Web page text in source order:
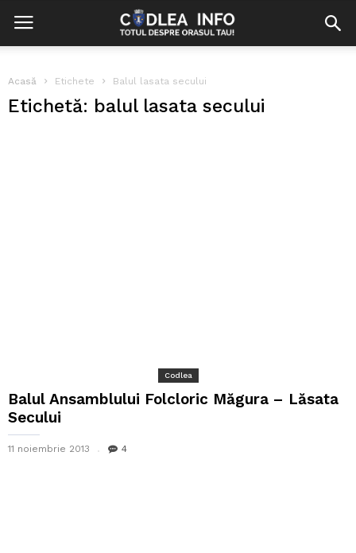
Acasă Etichete Balul lasata secului
Etichetă: balul lasata secului
Codlea
Balul Ansamblului Folcloric Măgura – Lăsata
Secului
11 noiembrie 2013 4